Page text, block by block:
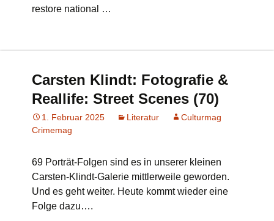
restore national …
Carsten Klindt: Fotografie &
Reallife: Street Scenes (70)
1. Februar 2025 Literatur
Culturmag
Crimemag
69 Porträt-Folgen sind es in unserer kleinen
Carsten-Klindt-Galerie mittlerweile geworden.
Und es geht weiter. Heute kommt wieder eine
Folge dazu….